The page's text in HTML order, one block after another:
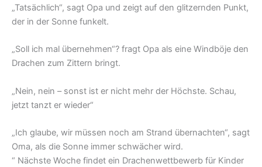
„Tatsächlich“, sagt Opa und zeigt auf den glitzernden Punkt,
der in der Sonne funkelt.
„Soll ich mal übernehmen“? fragt Opa als eine Windböje den
Drachen zum Zittern bringt.
„Nein, nein – sonst ist er nicht mehr der Höchste. Schau,
jetzt tanzt er wieder“
„Ich glaube, wir müssen noch am Strand übernachten“, sagt
Oma, als die Sonne immer schwächer wird.
“ Nächste Woche findet ein Drachenwettbewerb für Kinder